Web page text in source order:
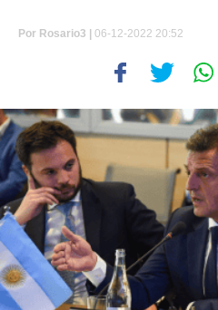
Por Rosario3 | 06-12-2022 20:52